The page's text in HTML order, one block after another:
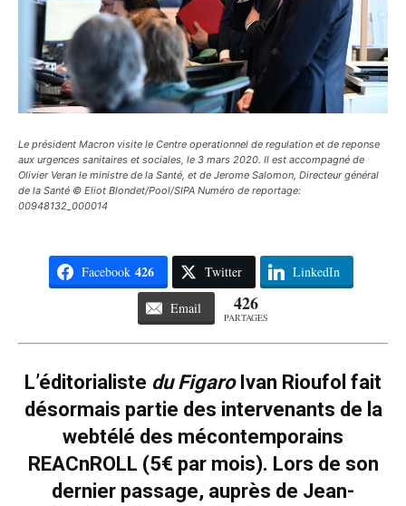
Le président Macron visite le Centre operationnel de regulation et de reponse
aux urgences sanitaires et sociales, le 3 mars 2020. Il est accompagné de
Olivier Veran le ministre de la Santé, et de Jerome Salomon, Directeur général
de la Santé © Eliot Blondet/Pool/SIPA Numéro de reportage:
00948132_000014
Facebook 426 Twitter LinkedIn
Email 426
PARTAGES
L’éditorialiste du FigaroIvan Rioufol fait
désormais partie des intervenants de la
webtélé des mécontemporains
REACnROLL (5€ par mois). Lors de son
dernier passage, auprès de Jean-